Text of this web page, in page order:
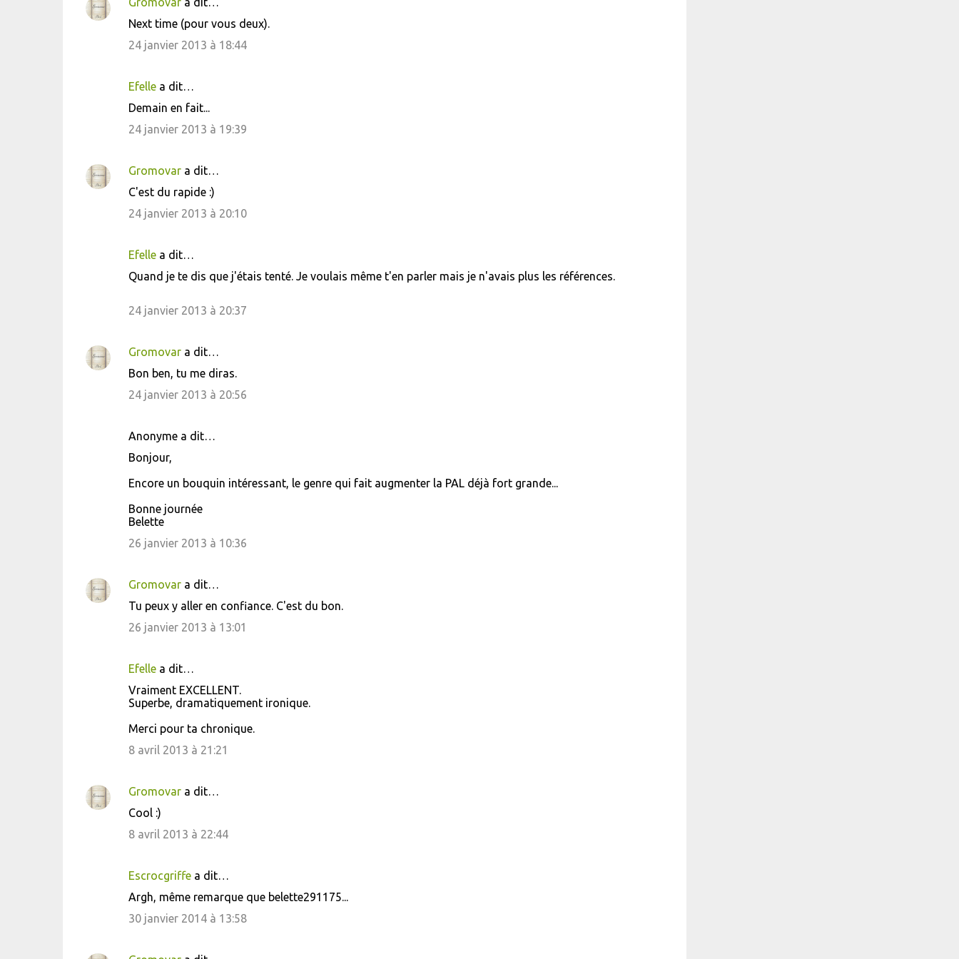
i
Next time (pour vous deux).
24 janvier 2013 à 18:44
Efellea dit…
Demain en fait...
24 janvier 2013 à 19:39
Gromovara dit…
C'est du rapide :)
24 janvier 2013 à 20:10
Efellea dit…
Quand je te dis que j'étais tenté. Je voulais même t'en parler mais je n'avais plus les références.
24 janvier 2013 à 20:37
Gromovara dit…
Bon ben, tu me diras.
24 janvier 2013 à 20:56
Anonyme a dit…
Bonjour,
Encore un bouquin intéressant, le genre qui fait augmenter la PAL déjà fort grande...
Bonne journée
Belette
26 janvier 2013 à 10:36
Gromovara dit…
Tu peux y aller en confiance. C'est du bon.
26 janvier 2013 à 13:01
Efellea dit…
Vraiment EXCELLENT.
Superbe, dramatiquement ironique.
Merci pour ta chronique.
8 avril 2013 à 21:21
Gromovara dit…
Cool :)
8 avril 2013 à 22:44
Escrocgriffea dit…
Argh, même remarque que belette291175...
30 janvier 2014 à 13:58